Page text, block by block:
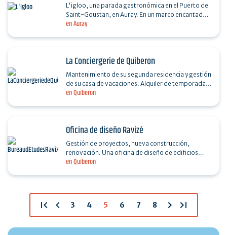
en Auray
L'igloo, una parada gastronómica en el Puerto de
Saint-Goustan, en Auray. En un marco encantador
de ambiente medieval, l'igloo es una dirección
en Quiberon
La Conciergerie de Quiberon
Mantenimiento de su segunda residencia y gestión
de su casa de vacaciones. Alquiler de temporada y
de corta duración. Alquiler de ropa de cama -…
en Quiberon
Oficina de diseño Ravizé
Gestión de proyectos, nueva construcción,
renovación. Una oficina de diseño de edificios
para todos sus proyectos de nueva construcción
first_page chevron_left 3 4 5 6 7 8 chevron_right last_page